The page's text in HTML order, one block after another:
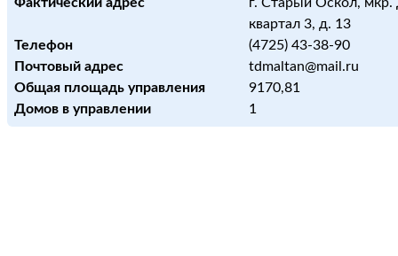
квартал 3, д. 13
Телефон
(4725) 43-38-90
Почтовый адрес
tdmaltan@mail.ru
Общая площадь управления
9170,81
Домов в управлении
1